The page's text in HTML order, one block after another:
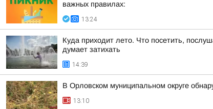
важных правилах:
13:24
Куда приходит лето. Что посетить,
думает затихать
14:39
В Орловском муниципальном округе
13:10